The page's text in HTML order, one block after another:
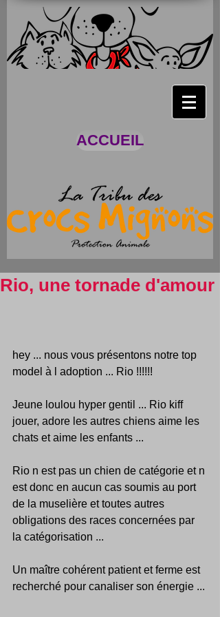
ACCUEIL
Rio, une tornade d'amour
hey ... nous vous présentons notre top
model à l adoption ... Rio !!!!!!
Jeune loulou hyper gentil ... Rio kiff
jouer, adore les autres chiens aime les
chats et aime les enfants ...
Rio n est pas un chien de catégorie et n
est donc en aucun cas soumis au port
de la muselière et toutes autres
obligations des races concernées par
la catégorisation ...
Un maître cohérent patient et ferme est
recherché pour canaliser son énergie ...